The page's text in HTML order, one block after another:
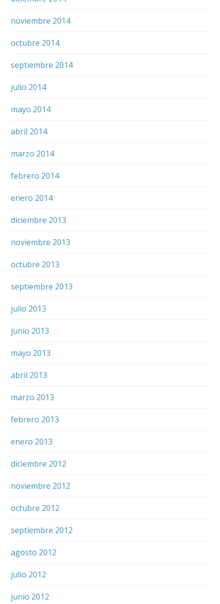
noviembre 2014
octubre 2014
septiembre 2014
julio 2014
mayo 2014
abril 2014
marzo 2014
febrero 2014
enero 2014
diciembre 2013
noviembre 2013
octubre 2013
septiembre 2013
julio 2013
junio 2013
mayo 2013
abril 2013
marzo 2013
febrero 2013
enero 2013
diciembre 2012
noviembre 2012
octubre 2012
septiembre 2012
agosto 2012
julio 2012
junio 2012